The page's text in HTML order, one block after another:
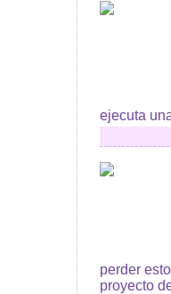
ejecuta
perder
proyecto